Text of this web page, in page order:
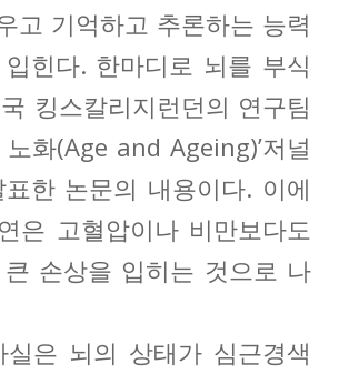
고 기억하고 추론하는 능력
힌다. 한마디로 뇌를 부식
킹스칼리지런던의 연구팀
노화(Age and Ageing)’저널
한 논문의 내용이다. 이에
은 고혈압이나 비만보다도
손상을 입히는 것으로 나
은 뇌의 상태가 심근경색